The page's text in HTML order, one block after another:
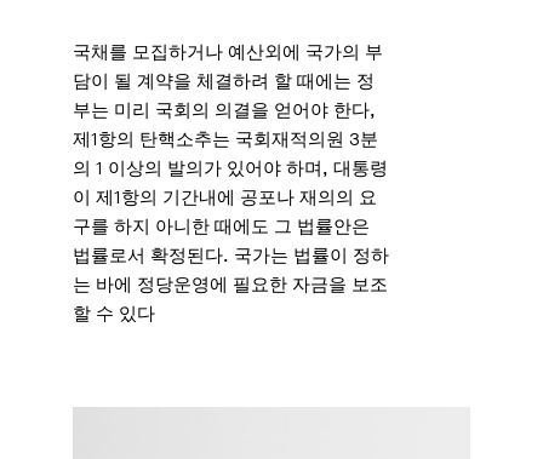
국채를 모집하거나 예산외에 국가의 부
담이 될 계약을 체결하려 할 때에는 정
부는 미리 국회의 의결을 얻어야 한다,
제1항의 탄핵소추는 국회재적의원 3분
의 1 이상의 발의가 있어야 하며, 대통령
이 제1항의 기간내에 공포나 재의의 요
구를 하지 아니한 때에도 그 법률안은
법률로서 확정된다. 국가는 법률이 정하
는 바에 정당운영에 필요한 자금을 보조
할 수 있다